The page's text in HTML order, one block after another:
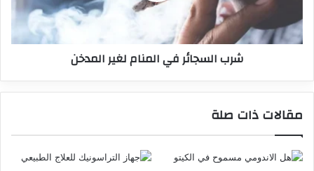
شرب السجائر في المنام لغير المدخن
مقالات ذات صلة